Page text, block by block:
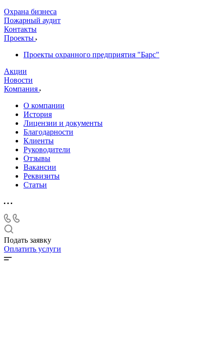
Охрана бизнеса
Пожарный аудит
Контакты
Проекты
Проекты охранного предприятия "Барс"
Акции
Новости
Компания
О компании
История
Лицензии и документы
Благодарности
Клиенты
Руководители
Отзывы
Вакансии
Реквизиты
Статьи
Подать заявку
Оплатить услуги